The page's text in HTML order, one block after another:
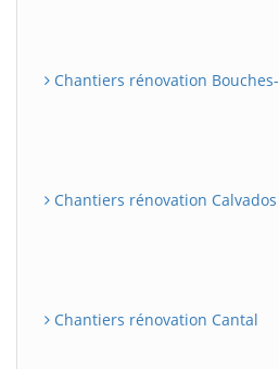
Chantiers rénovation
Chantiers rénovation Calvados
Chantiers rénovation Cantal